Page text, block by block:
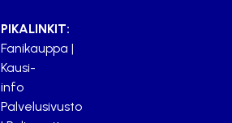
PIKALINKIT:
Fanikauppa |
Kausi-
info
Palvelusivusto